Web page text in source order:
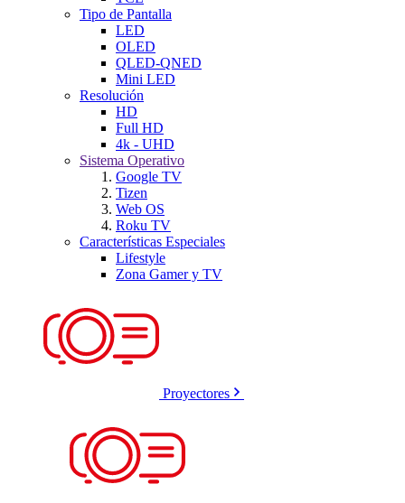
Tipo de Pantalla
LED
OLED
QLED-QNED
Mini LED
Resolución
HD
Full HD
4k - UHD
Sistema Operativo
Google TV
Tizen
Web OS
Roku TV
Características Especiales
Lifestyle
Zona Gamer y TV
Proyectores